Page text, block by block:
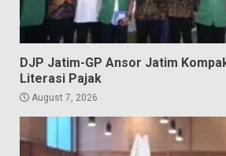
DJP Jatim-GP Ansor Jatim
Literasi Pajak
August 7, 2026